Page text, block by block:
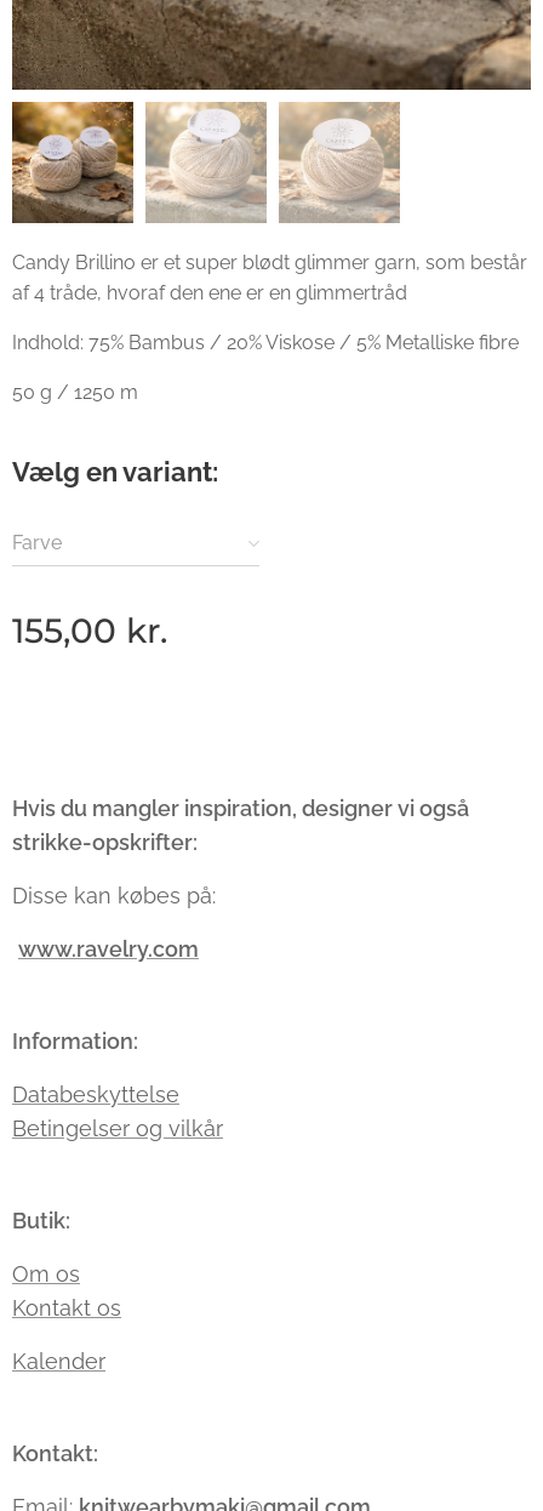
Candy Brillino er et super blødt glimmer garn, som består
af 4 tråde, hvoraf den ene er en glimmertråd
Indhold: 75% Bambus / 20% Viskose / 5% Metalliske fibre
50 g / 1250 m
Vælg en variant:
Farve
155,00 kr.
Hvis du mangler inspiration, designer vi også
strikke-opskrifter:
Disse kan købes på:
www.ravelry.com
Information:
Databeskyttelse
Betingelser og vilkår
Butik:
Om os
Kontakt os
Kalender
Kontakt: